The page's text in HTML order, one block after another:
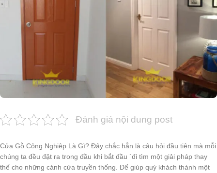
Đánh giá nội dung post
Cửa Gỗ Công Nghiệp Là Gì? Đây chắc hẳn là câu hỏi đầu tiên mà mỗi
chúng ta đều đặt ra trong đầu khi bắt đầu `đi tìm một giải pháp thay
thế cho những cánh cửa truyền thống. Để giúp quý khách thành một